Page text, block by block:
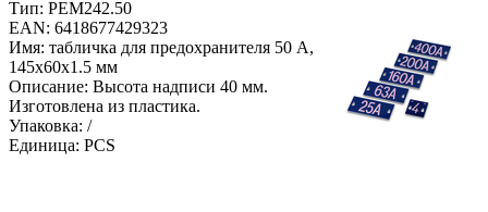
Тип: PEM242.50
EAN: 6418677429323
Имя: табличка для предохранителя 50 A,
145x60x1.5 мм
Описание: Высота надписи 40 мм.
Изготовлена из пластика.
Упаковка: /
Единица: PCS